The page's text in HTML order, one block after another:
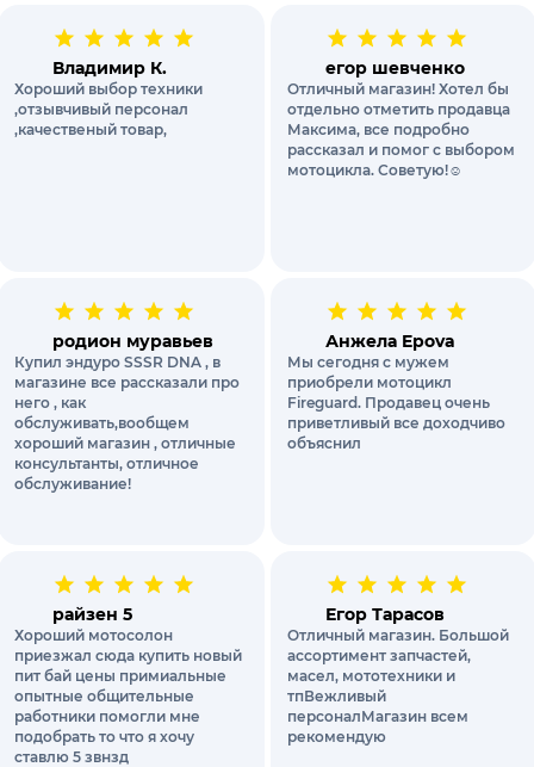
Владимир К.
Хороший выбор техники
,отзывчивый персонал
,качественый товар,
егор шевченко
Отличный магазин! Хотел бы
отдельно отметить продавца
Максима, все подробно
рассказал и помог с выбором
мотоцикла. Советую!☺️
родион муравьев
Купил эндуро SSSR DNA , в
магазине все рассказали про
него , как
обслуживать,вообщем
хороший магазин , отличные
консультанты, отличное
обслуживание!
Анжела Epova
Мы сегодня с мужем
приобрели мотоцикл
Fireguard. Продавец очень
приветливый все доходчиво
объяснил
райзен 5
Хороший мотосолон
приезжал сюда купить новый
пит бай цены примиальные
опытные общительные
работники помогли мне
подобрать то что я хочу
ставлю 5 звнзд
Егор Тарасов
Отличный магазин. Большой
ассортимент запчастей,
масел, мототехники и
тпВежливый
персоналМагазин всем
рекомендую